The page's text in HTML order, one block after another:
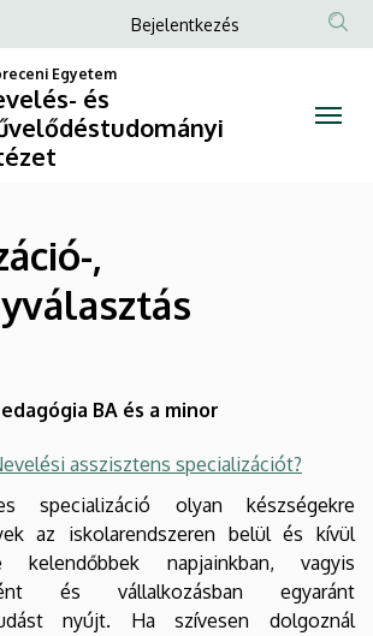
Anonim
menüje
Bejelentkezés
Egyetem
és
,
BA és a minor
asszisztens specializációt?
specializáció olyan készségekre
az iskolarendszeren belül és kívül
kelendőbbek napjainkban, vagyis
és vállalkozásban egyaránt
nyújt. Ha szívesen dolgoznál